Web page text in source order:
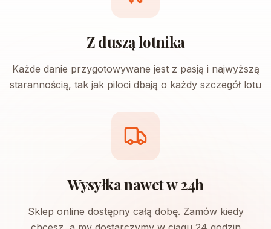
Z duszą lotnika
Każde danie przygotowywane jest z pasją i najwyższą
starannością, tak jak piloci dbają o każdy szczegół lotu
Wysyłka nawet w 24h
Sklep online dostępny całą dobę. Zamów kiedy